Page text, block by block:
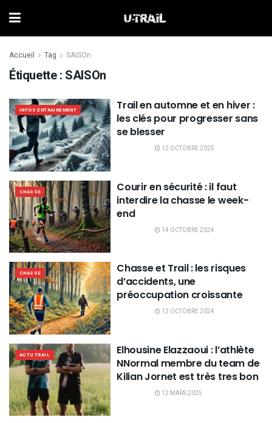
Accueil Tag SAISOn
Étiquette : SAISOn
INFOS ENTRAINEMENT
Trail en automne et en hiver :
les clés pour progresser sans
se blesser
12 OCTOBRE 2025
CHASSE
Courir en sécurité : il faut
interdire la chasse le week-
end
14 OCTOBRE 2024
CHASSE
Chasse et Trail : les risques
d’accidents, une
préoccupation croissante
12 OCTOBRE 2024
ACTU TRAIL
Elhousine Elazzaoui : l’athlète
NNormal membre du team de
Kilian Jornet est très tres bon
12 MARS 2025